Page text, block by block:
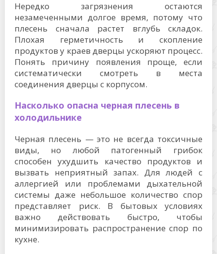
Нередко загрязнения остаются
незамеченными долгое время, потому что
плесень сначала растет вглубь складок.
Плохая герметичность и скопление
продуктов у краев дверцы ускоряют процесс.
Понять причину появления проще, если
систематически смотреть в места
соединения дверцы с корпусом.
Насколько опасна черная плесень в
холодильнике
Черная плесень — это не всегда токсичные
виды, но любой патогенный грибок
способен ухудшить качество продуктов и
вызвать неприятный запах. Для людей с
аллергией или проблемами дыхательной
системы даже небольшое количество спор
представляет риск. В бытовых условиях
важно действовать быстро, чтобы
минимизировать распространение спор по
кухне.